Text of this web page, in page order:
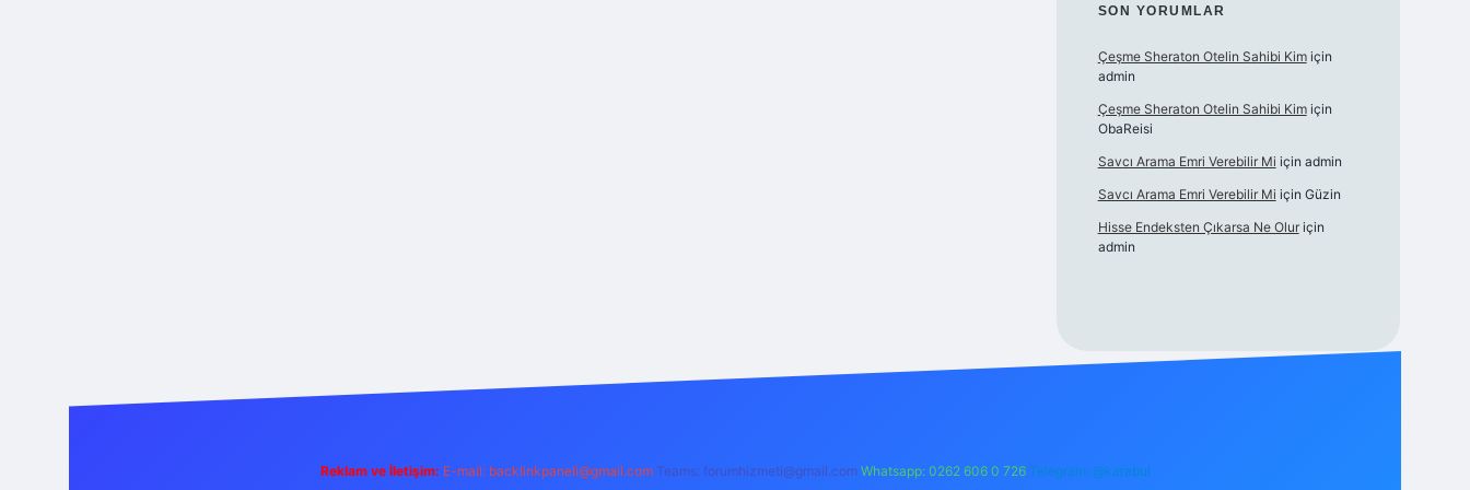
SON YORUMLAR
Çeşme Sheraton Otelin Sahibi Kimiçin
admin
Çeşme Sheraton Otelin Sahibi Kimiçin
ObaReisi
Savcı Arama Emri Verebilir Mi için admin
Savcı Arama Emri Verebilir Mi için Güzin
Hisse Endeksten Çıkarsa Ne Oluriçin
admin
Reklam ve İletişim: E-mail: backlinkpaneli@gmail.com Teams: forumhizmeti@gmail.com Whatsapp: 0262 606 0 726 Telegram: @karabul